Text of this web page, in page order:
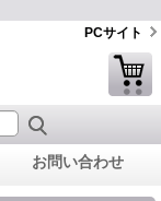
PCサイト
お問い合わせ